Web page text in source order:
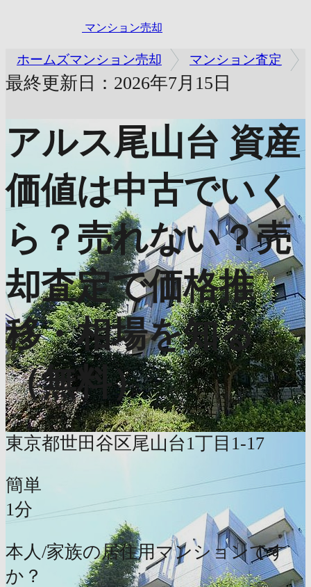
マンション売却
ホームズマンション売却 マンション査定
最終更新日：2026年7月15日
アルス尾山台 資産
価値は中古でいく
ら？売れない？売
却査定で価格推
移・相場を知る
（無料）
東京都世田谷区尾山台1丁目1-17
簡単
1分
本人/家族の居住用マンションです
か？